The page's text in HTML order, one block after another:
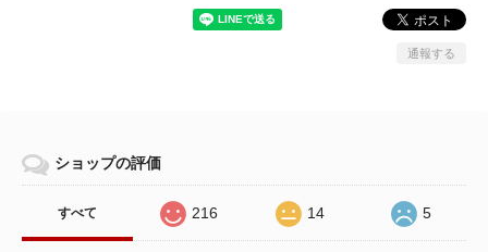
通報する
ショップの評価
すべて 216 14 5